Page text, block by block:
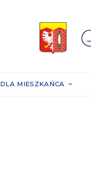
DLA MIESZKAŃCA